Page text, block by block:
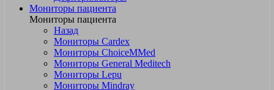
Мониторы пациента
Мониторы пациента
Назад
Мониторы Cardex
Мониторы ChoiceMMed
Мониторы General Meditech
Мониторы Lepu
Мониторы Mindray